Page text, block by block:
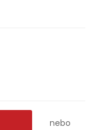
nebo